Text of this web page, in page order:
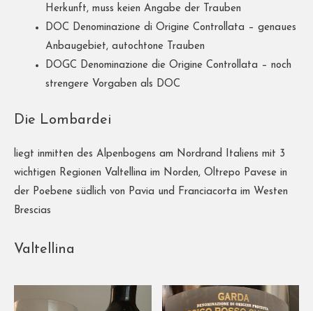
Herkunft, muss keien Angabe der Trauben
DOC Denominazione di Origine Controllata – genaues
Anbaugebiet, autochtone Trauben
DOGC Denominazione die Origine Controllata – noch
strengere Vorgaben als DOC
Die Lombardei
liegt inmitten des Alpenbogens am Nordrand Italiens mit 3
wichtigen Regionen Valtellina im Norden, Oltrepo Pavese in
der Poebene südlich von Pavia und Franciacorta im Westen
Brescias
Valtellina